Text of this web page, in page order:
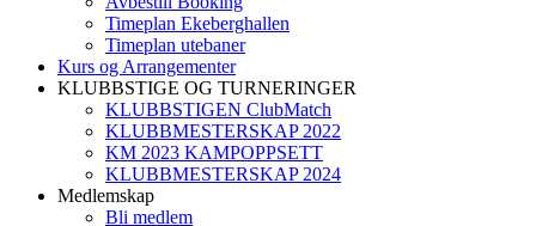
Timeplan Ekeberghallen
Timeplan utebaner
Kurs og Arrangementer
KLUBBSTIGE OG TURNERINGER
KLUBBSTIGEN ClubMatch
KLUBBMESTERSKAP 2022
KM 2023 KAMPOPPSETT
KLUBBMESTERSKAP 2024
Medlemskap
Bli medlem